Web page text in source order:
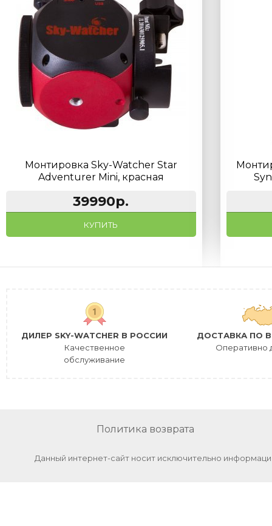
Монтировка Sky-Watcher Star
Adventurer Mini, красная
39990р.
КУПИТЬ
ДИЛЕР SKY-WATCHER В РОССИИ
Качественное
обслуживание
ДОСТАВКА ПО
Оперативно
Политика возврата
Данный интернет-сайт носит исключительно